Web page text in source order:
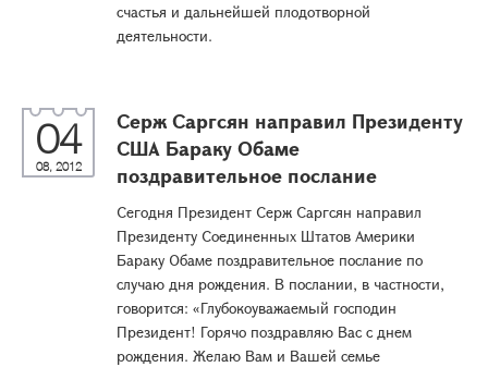
счастья и дальнейшей плодотворной
деятельности.
04
08, 2012
Серж Саргсян направил Президенту
США Бараку Обаме
поздравительное послание
Сегодня Президент Серж Саргсян направил
Президенту Соединенных Штатов Америки
Бараку Обаме поздравительное послание по
случаю дня рождения. В послании, в частности,
говорится: «Глубокоуважаемый господин
Президент! Горячо поздравляю Вас с днем
рождения. Желаю Вам и Вашей семье